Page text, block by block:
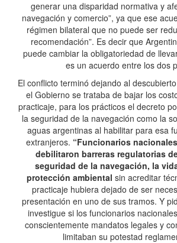
generar una disparidad normativa y
navegación y comercio”, ya que ese
régimen bilateral que no puede ser
recomendación”. Es decir que
puede cambiar la obligatoriedad de
es un acuerdo entre los dos
El conflicto terminó dejando al
el Gobierno se trataba de bajar los
practicaje, para los prácticos el decreto
la seguridad de la navegación como la
aguas argentinas al habilitar para esa
extranjeros. “Funcionarios
debilitaron barreras regulatorias
seguridad de la navegación, la
protección ambiental sin acreditar
practicaje hubiera dejado de ser
presentación en uno de sus tramos. Y
investigue si los funcionarios
conscientemente mandatos legales y
limitaban su potestad